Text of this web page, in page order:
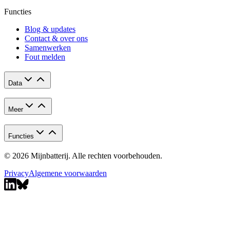
Functies
Blog & updates
Contact & over ons
Samenwerken
Fout melden
Data
Meer
Functies
© 2026 Mijnbatterij. Alle rechten voorbehouden.
PrivacyAlgemene voorwaarden